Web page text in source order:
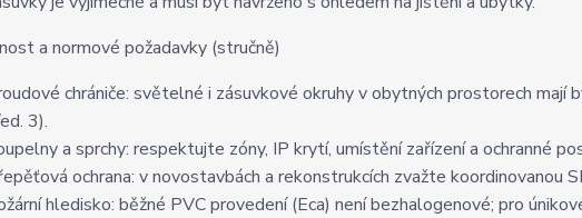
a normové požadavky (stručně)
chrániče: světelné i zásuvkové okruhy v obytných prostorech
3).
a sprchy: respektujte zóny, IP krytí, umístění zařízení a ochranné
ochrana: v novostavbách a rekonstrukcích zvažte
hledisko: běžné PVC provedení (Eca) není bezhalogenové; pro